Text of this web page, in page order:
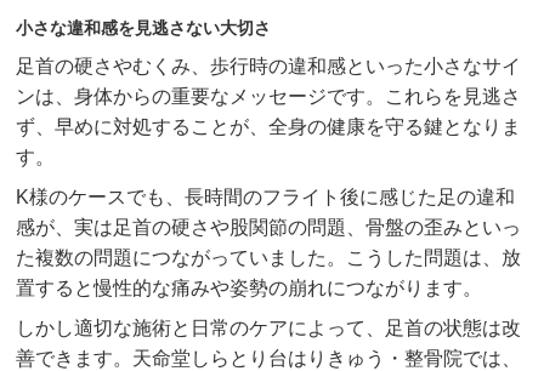
小さな違和感を見逃さない大切さ
足首の硬さやむくみ、歩行時の違和感といった小さなサイ
ンは、身体からの重要なメッセージです。これらを見逃さ
ず、早めに対処することが、全身の健康を守る鍵となりま
す。
K様のケースでも、長時間のフライト後に感じた足の違和
感が、実は足首の硬さや股関節の問題、骨盤の歪みといっ
た複数の問題につながっていました。こうした問題は、放
置すると慢性的な痛みや姿勢の崩れにつながります。
しかし適切な施術と日常のケアによって、足首の状態は改
善できます。天命堂しらとり台はりきゅう・整骨院では、